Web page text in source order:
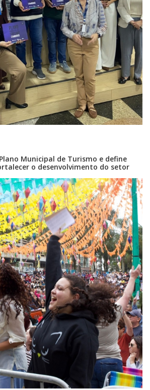
de BC estará fechado nos dias 10 e 11 de
inventário
Municipal de Turismo e define
o desenvolvimento do setor